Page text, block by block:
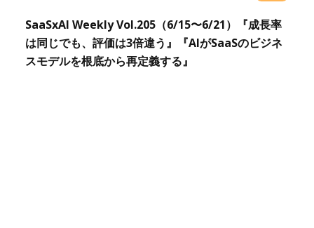
SaaSxAI Weekly Vol.205（6/15〜6/21）『成長率
は同じでも、評価は3倍違う』『AIがSaaSのビジネ
スモデルを根底から再定義する』